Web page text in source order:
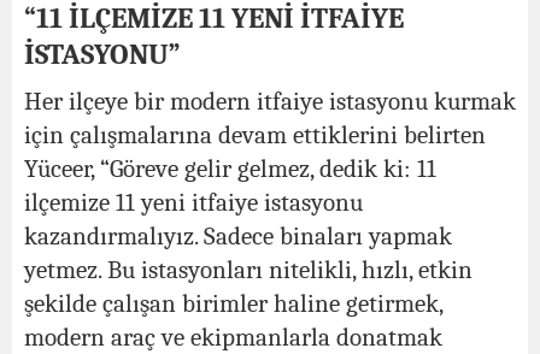
“11 İLÇEMİZE 11 YENİ İTFAİYE
İSTASYONU”
Her ilçeye bir modern itfaiye istasyonu kurmak
için çalışmalarına devam ettiklerini belirten
Yüceer, “Göreve gelir gelmez, dedik ki: 11
ilçemize 11 yeni itfaiye istasyonu
kazandırmalıyız. Sadece binaları yapmak
yetmez. Bu istasyonları nitelikli, hızlı, etkin
şekilde çalışan birimler haline getirmek,
modern araç ve ekipmanlarla donatmak